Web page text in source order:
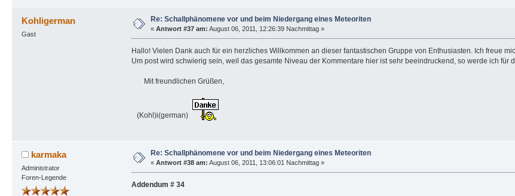
Kohligerman
Gast
Re: Schallphänomene vor und beim Niedergang eines Meteoriten
« Antwort #37 am: August 06, 2011, 12:26:39 Nachmittag »
Hallo! Vielen Dank auch für ein herzliches Willkommen an dieser fantastischen Gruppe von Enthusiasten. Ich freue
Um post wird schwierig sein, weil das gesamte Niveau der Kommentare hier ist sehr beeindruckend, so werde ich für
Mit freundlichen Grüßen,
(Kohl)i(german)
karmaka
Administrator
Foren-Legende
Re: Schallphänomene vor und beim Niedergang eines Meteoriten
« Antwort #38 am: August 06, 2011, 13:06:01 Nachmittag »
Addendum # 34